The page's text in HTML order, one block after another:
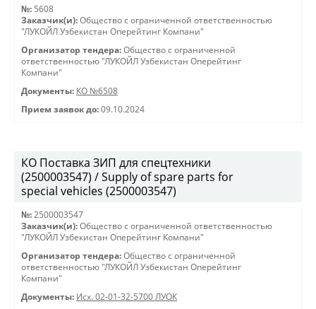
№: 5608
Заказчик(и): Общество с ограниченной ответственностью
"ЛУКОЙЛ Узбекистан Оперейтинг Компани"
Организатор тендера: Общество с ограниченной
ответственностью "ЛУКОЙЛ Узбекистан Оперейтинг
Компани"
Документы: КО №6508
Прием заявок до: 09.10.2024
КО Поставка ЗИП для спецтехники
(2500003547) / Supply of spare parts for
special vehicles (2500003547)
№: 2500003547
Заказчик(и): Общество с ограниченной ответственностью
"ЛУКОЙЛ Узбекистан Оперейтинг Компани"
Организатор тендера: Общество с ограниченной
ответственностью "ЛУКОЙЛ Узбекистан Оперейтинг
Компани"
Документы: Исх. 02-01-32-5700 ЛУОК